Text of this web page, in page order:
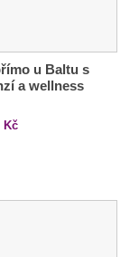
u Baltu s
a wellness
Kč